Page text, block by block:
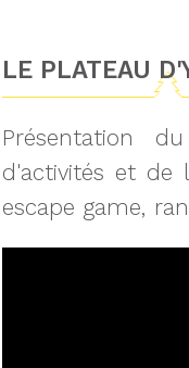
LE PLATEAU
Présentation
d'activités et de
escape game,